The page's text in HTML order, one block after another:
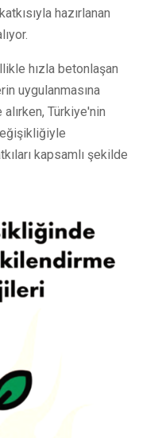
hazırlanan
hızla betonlaşan
uygulanmasına
Türkiye'nin
kapsamlı şekilde